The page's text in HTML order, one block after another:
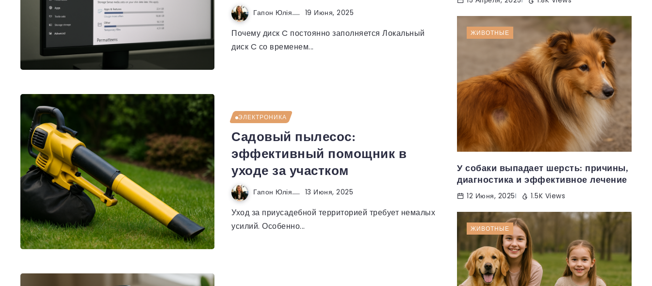
Гапон Юлія 19 Июня, 2025
Почему диск C постоянно заполняется Локальный
диск C со временем...
ЭЛЕКТРОНИКА
Садовый пылесос:
эффективный помощник в
уходе за участком
Гапон Юлія 13 Июня, 2025
Уход за приусадебной территорией требует немалых
усилий. Особенно...
ЖИВОТНЫЕ
У собаки выпадает шерсть: причины,
диагностика и эффективное лечение
12 Июня, 2025 1.5K Views
ЖИВОТНЫЕ